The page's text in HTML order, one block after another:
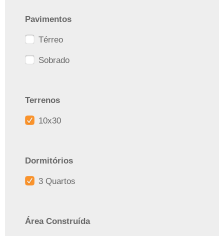
Pavimentos
Térreo
Sobrado
Terrenos
10x30
Dormitórios
3 Quartos
Área Construída